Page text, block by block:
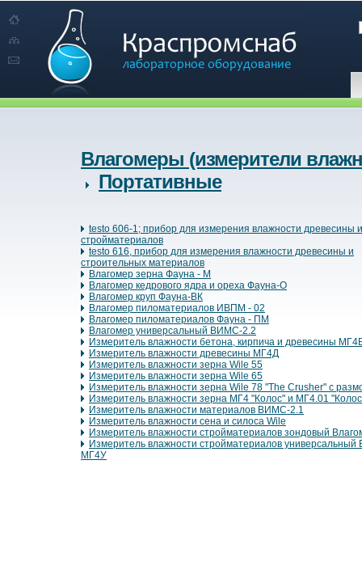
Влагомеры (измерители
Портативные
testo 606-1; прибор для измерения влажности древесины и
стройматериалов
testo 616, прибор для измерения влажности древесины и
строительных материалов
Влагомер зерна Фауна - М
Влагомер кедрового ядра и ореха Фауна-О
Влагомер круп Фауна-ВК
Влагомер пиломатериалов ИВПМ - 02
Влагомер пиломатериалов Фауна - ПМ
Влагомер универсальный ВИМС-2.2
Измеритель влажности бетона, кирпича и древесины
Измеритель влажности древесины МГ4Д
Измеритель влажности зерна Wile 55
Измеритель влажности зерна Wile 65
Измеритель влажности зерна Wile 78 "The Crusher" с
Измеритель влажности зерна МГ4 "Колос" и МГ4.01
Измеритель влажности материалов ВИМС-2.1
Измеритель влажности сена и силоса Wile
Измеритель влажности стройматериалов зондовый
Измеритель влажности стройматериалов универсальный
МГ4У